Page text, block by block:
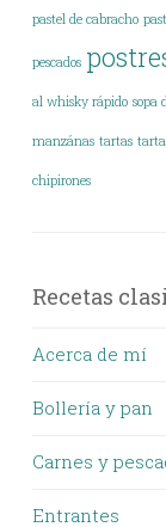
pastel de cabracho
pescados
al whisky rápido sopa
manzánas tartas
chipirones
Recetas
Acerca de mí
Bollería y pan
Carnes y
Entrantes